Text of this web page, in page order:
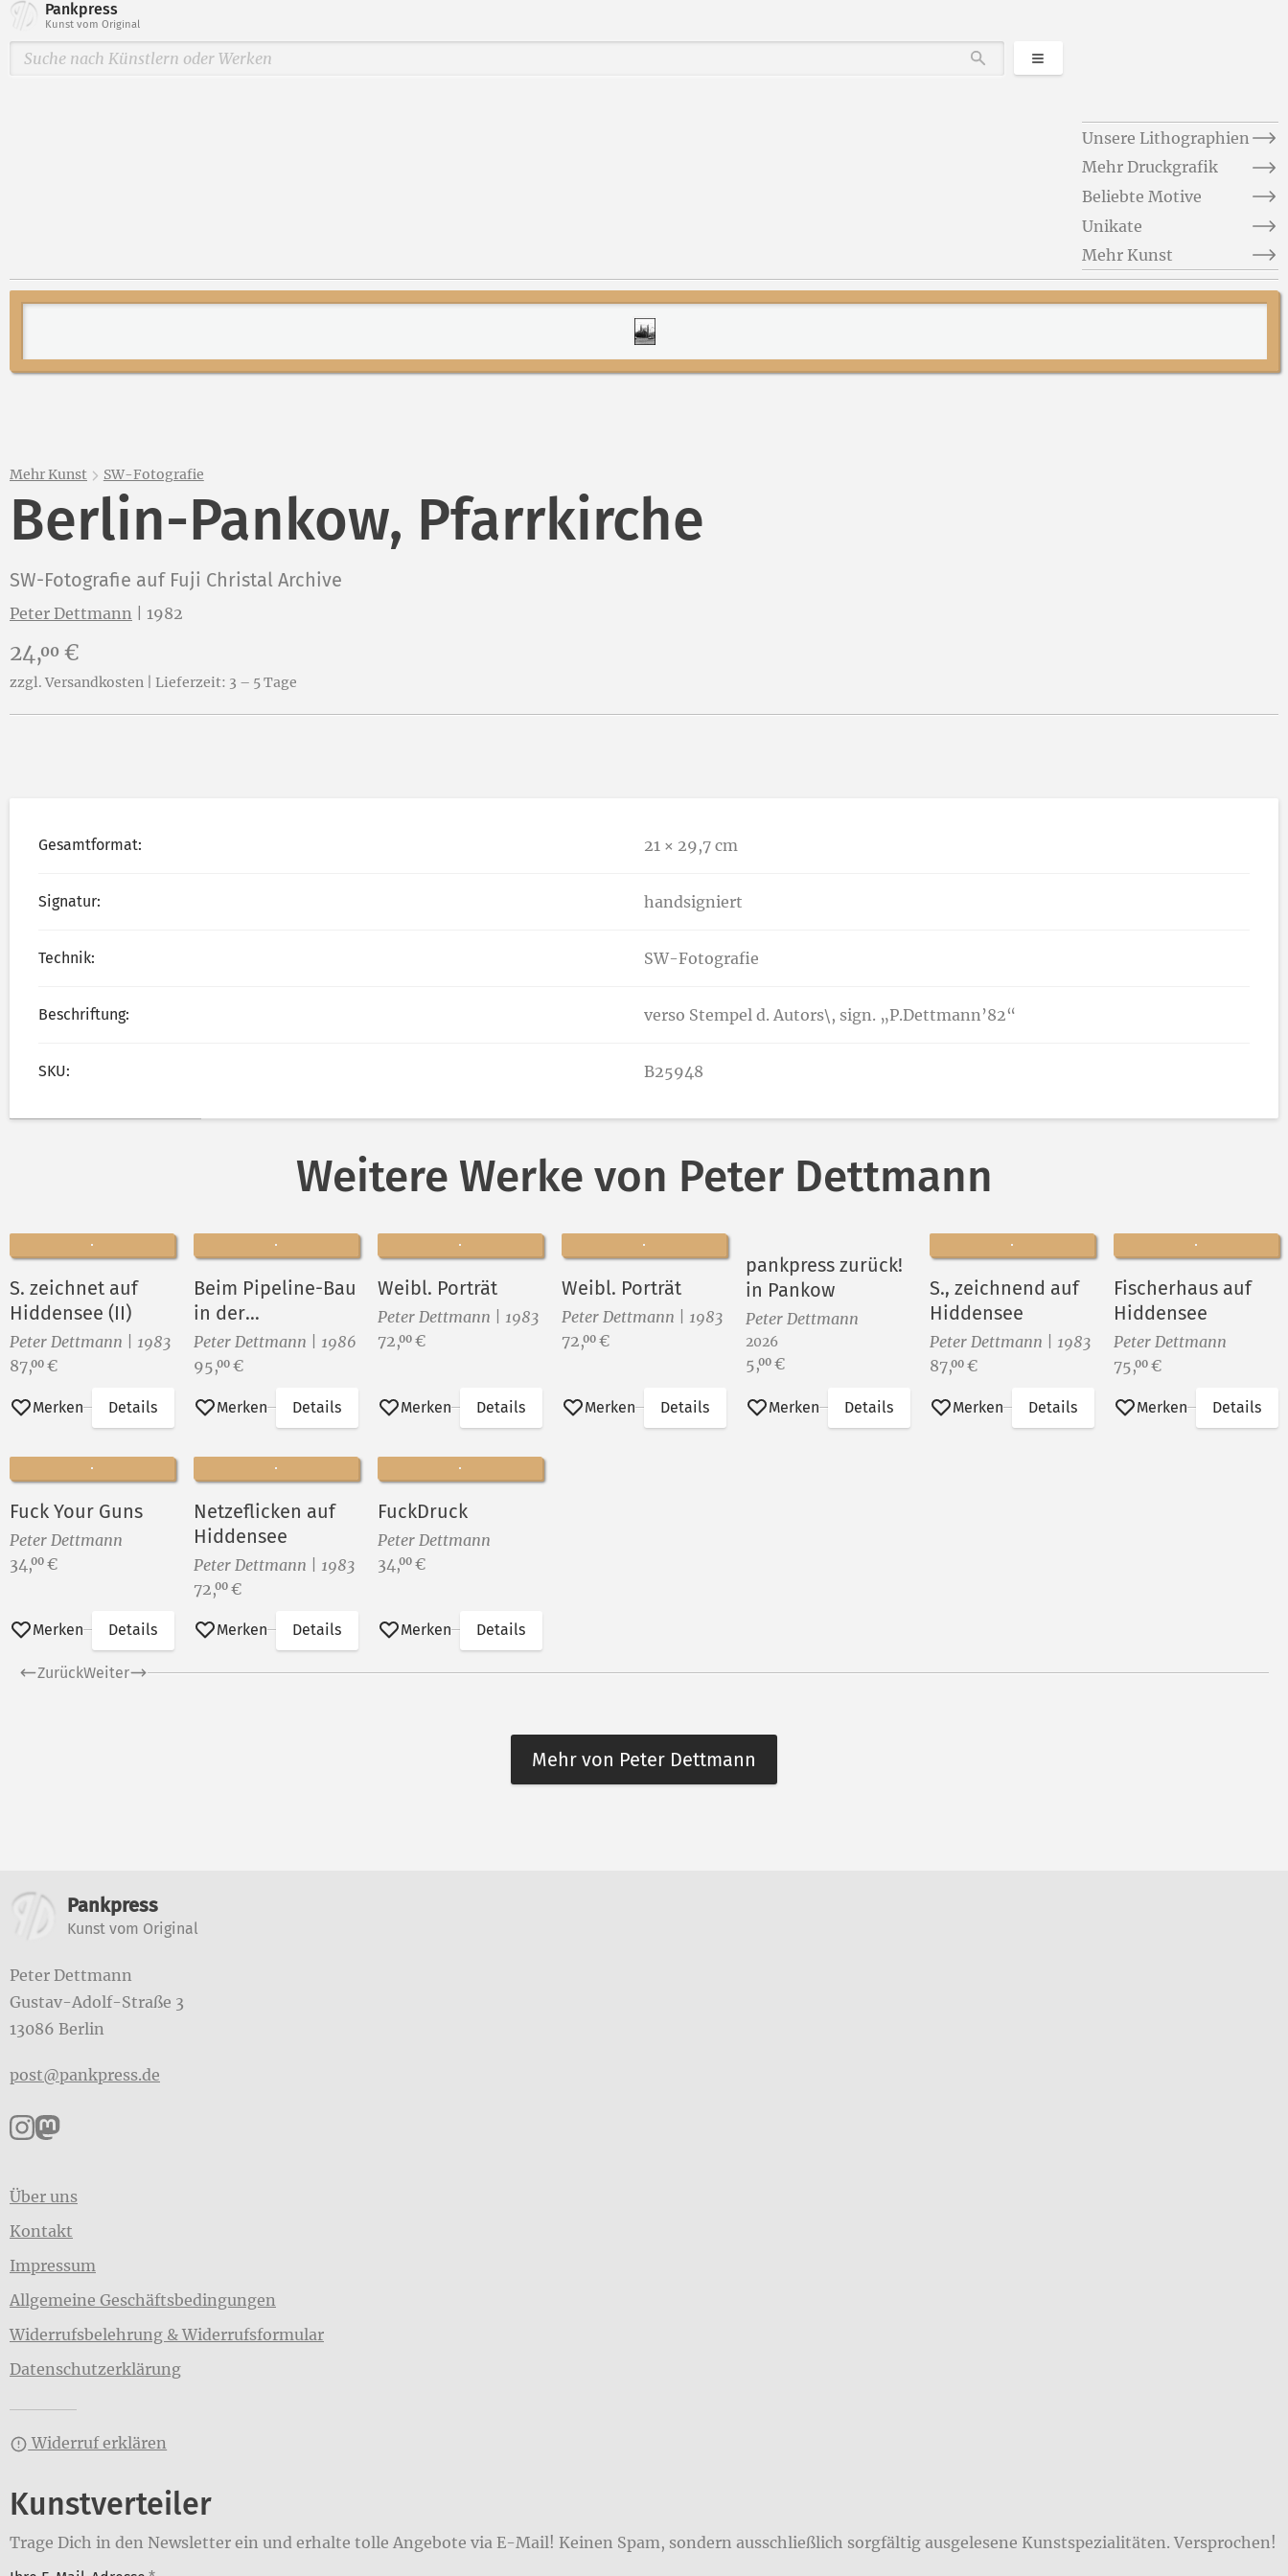
Pankpress
Kunst vom Original
DurchsuchenKategorien
Unsere Lithographien
Mehr Druckgrafik
Beliebte Motive
Unikate
Mehr Kunst
Mehr Kunst SW-Fotografie
Berlin-Pankow, Pfarrkirche
SW-Fotografie auf Fuji Christal Archive
Peter Dettmann 1982
Preis:
24,00 €
zzgl. Versandkosten | Lieferzeit: 3 – 5 Tage
Gesamtformat: 21 × 29,7 cm
Signatur: handsigniert
Technik: SW-Fotografie
Beschriftung: verso Stempel d. Autors\, sign. „P.Dettmann’82“
SKU: B25948
Weitere Werke von Peter Dettmann
S. zeichnet auf
Hiddensee (II)
Peter Dettmann | 1983
Preis:
87,00 €
Merken Details
Beim Pipeline-Bau
in der
Sowjetunion (II)
Peter Dettmann | 1986
Preis:
95,00 €
Merken Details
Weibl. Porträt
Peter Dettmann | 1983
Preis:
72,00 €
Merken Details
Weibl. Porträt
Peter Dettmann | 1983
Preis:
72,00 €
Merken Details
pankpress zurück!
in Pankow
Peter Dettmann
2026
Preis:
5,00 €
Merken Details
S., zeichnend auf
Hiddensee
Peter Dettmann | 1983
Preis:
87,00 €
Merken Details
Fischerhaus auf
Hiddensee
Peter Dettmann
Preis:
75,00 €
Merken Details
Fuck Your Guns
Peter Dettmann
Preis:
34,00 €
Merken Details
Netzeflicken auf
Hiddensee
Peter Dettmann | 1983
Preis:
72,00 €
Merken Details
FuckDruck
Peter Dettmann
Preis:
34,00 €
Merken Details
ZurückWeiter
Mehr von Peter Dettmann
Weitere Informationen
Pankpress
Kunst vom Original
Peter Dettmann
Gustav-Adolf-Straße 3
13086 Berlin
post@pankpress.de
Pankpress auf Instagram
Pankpress auf Mastodon
Über uns
Kontakt
Impressum
Allgemeine Geschäftsbedingungen
Widerrufsbelehrung & Widerrufsformular
Datenschutzerklärung
Widerruf erklären
Kunstverteiler
Trage Dich in den Newsletter ein und erhalte tolle Angebote via E-Mail! Keinen Spam, sondern ausschließlich sorgfältig ausgelesene Kunstspezialitäten. Versprochen!